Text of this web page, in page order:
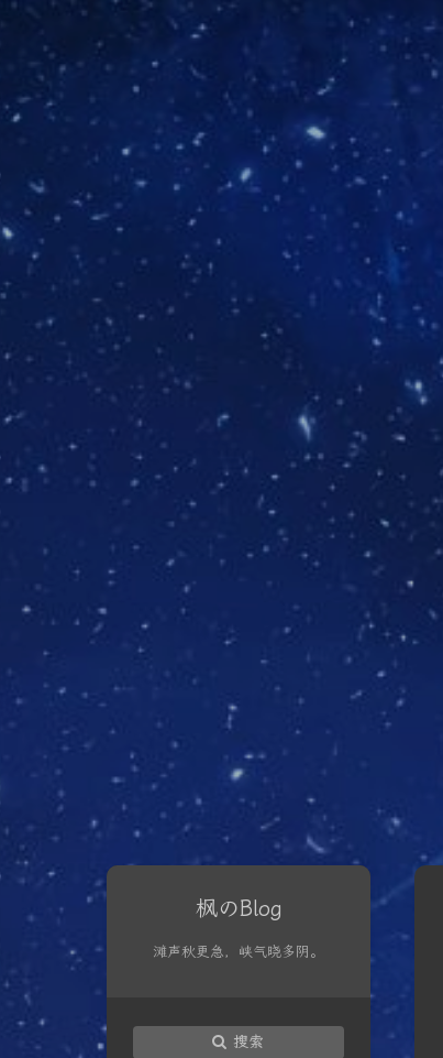
枫のBlog
滩声秋更急，峡气晓多阴。
搜索